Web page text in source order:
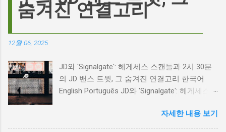
Plufow Le Studio on Unsplash 폭풍의 언덕, 그
리고 캐스팅 논쟁의 불씨 최근 몇 주 동안 영화
하는 동시에 우려를 표했습니다. 일부에서는 엘
로디의 이미지가 원작 속 히스클리프와는 다소
거리가 있다는 의견을 제시하며 캐스팅에 대한
한 비판에 대해 "기다려 보세요. 믿으세요. 분명
숨겨진 연결고리
12월 06, 2025
JD와 'Signalgate': 헤게세스 스캔들과 2시 30분
의 JD 밴스 트윗, 그 숨겨진 연결고리 한국어
English Português JD와 'Signalgate': 헤게세스
연결고리 오늘의 구글 트렌드 인기 검색어 'jd'는
단순히 두 글자의 약자가 아닙니다. 최근 미국
자세한 내용 보기